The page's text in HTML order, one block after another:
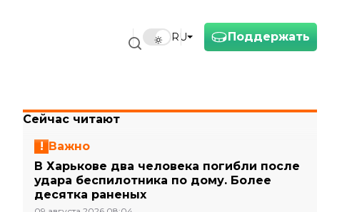
Поддержать
RU
Сейчас читают
Важно
В Харькове два человека погибли после
удара беспилотника по дому. Более
десятка раненых